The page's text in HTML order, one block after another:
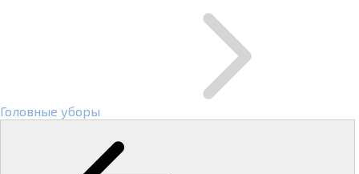
Головные уборы